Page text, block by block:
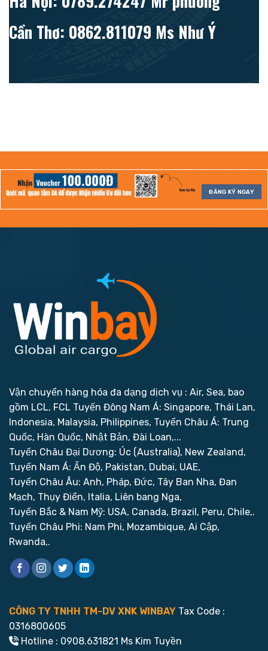
Cần Thơ: 0862.811079 Ms Như Ý
ĐĂNG KÝ NGAY
Vận chuyển hàng hóa đa dạng dịch vụ : Air, Sea, bao
gồm LCL, FCL Tuyến Đông Nam Á: Singapore, Thái Lan,
Indonesia, Malaysia, Philippines, Tuyến Châu Á: Trung
Quốc, Hàn Quốc, Nhật Bản, Đài Loan,...
Tuyến Châu Đại Dương: Úc (Australia), New Zealand,
Tuyến Nam Á: Ấn Độ, Pakistan, Dubai, UAE,
Tuyến Châu Âu: Anh, Pháp, Đức, Tây Ban Nha, Đan
Mạch, Thụy Điển, Italia, Liên bang Nga,
Tuyến Bắc & Nam Mỹ: USA, Canada, Brazil, Peru, Chile,.
Tuyến Châu Phi: Nam Phi, Mozambique, Ai Cập,
Rwanda,.
CÔNG TY TNHH TM-DV XNK WINBAY Tax Code :
0316800605
Hotline : 0908.631821 Ms Kim Tuyền